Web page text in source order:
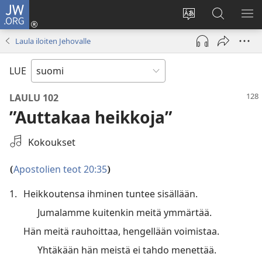
JW.ORG
Vaihda
sivuston
kieli
Kirjaudu
(avaa
uuden
ikkunan)
Hae
JW.ORG-
sivustolta
Laula iloiten Jehovalle
LUE
LAULU 102
”Auttakaa heikkoja”
ValitseKokoukset
(Apostolien teot 20:35)
1. Heikkoutensa ihminen tuntee sisällään.
Jumalamme kuitenkin meitä ymmärtää.
Hän meitä rauhoittaa, hengellään voimistaa.
Yhtäkään hän meistä ei tahdo menettää.